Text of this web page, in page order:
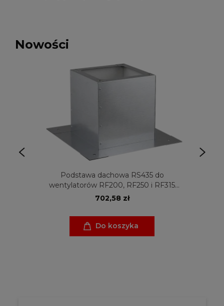
Nowości
Podstawa dachowa RS435 do
wentylatorów RF200, RF250 i RF315
Venture Industries
702,58 zł
Do koszyka